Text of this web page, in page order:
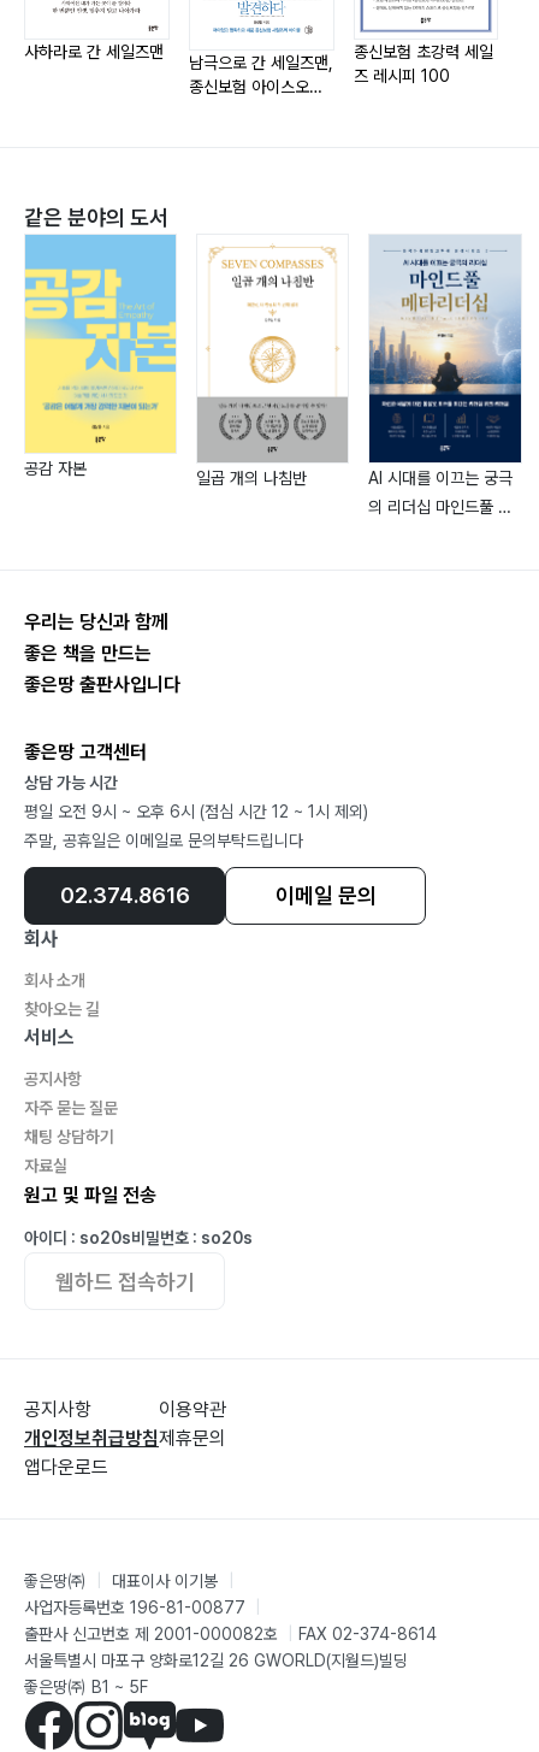
지붕부터 짓는 집은 없다 135
change로 challenge하라 142
그래 가끔은 물구나무를 서자 148
4장 인생에서 지혜를 깨닫다
우리 집 아이가 아니다 176
아름다운 보답 182
경계를 경계하라 189
멀리 나는 비행기의 활주로는 길다 195
인생의 핸들을 잡아라 201
5장 이기적인 세일즈가 답이다
나만의 과녁을 쏜다 228
위기의 절반은 기회다 235
과거를 놓아야 미래를 잡는다 242
지고도 웃는 세일즈 비법 248
유머로 반전하라 254
우문현답으로 적자생존하라 260
묏자리까지 봐주는 종신서비스 272
2009년 9월 황학정 활쏘기 대회 장원
히말라야 안나푸르나 트레킹 3회
마라톤 풀코스 7회 완주
2017년 4월 보스턴 마라톤 완주
2017년 7월 북극해 수영
저서 : ?《공부톡 인생톡》, 《사하라로 간 세일즈맨》, 《청춘
멘토 황선찬의 사이다》, 《남극으로 간 세일즈맨 종신보험
아이스오션을 발견하다》, 《종신보험 초강력 세일즈 레시
피 100》
좌우명 : 힘든 길을 간다. 선택하고 집중한다.
세일즈 목표 : 90세까지 즐겁게 취미처럼 일하기
사하라로 간 세일즈맨
남극으로 간 세일즈맨,
종신보험 아이스오션
종신보험 초강력 세일
즈 레시피 100
같은 분야의 도서
공감 자본 일곱 개의 나침반
AI 시대를 이끄는 궁극
의 리더십 마인드풀 메
우리는 당신과 함께
좋은 책을 만드는
좋은땅 출판사입니다
좋은땅 고객센터
상담 가능 시간
평일 오전 9시 ~ 오후 6시 (점심 시간 12 ~ 1시 제외)
주말, 공휴일은 이메일로 문의부탁드립니다
02.374.8616 이메일 문의
회사
회사 소개
찾아오는 길
서비스
공지사항
자주 묻는 질문
채팅 상담하기
자료실
원고 및 파일 전송
아이디 : so20s비밀번호 : so20s
웹하드 접속하기
공지사항
개인정보취급방침
앱다운로드
이용약관
제휴문의
좋은땅㈜ 대표이사 이기봉
사업자등록번호 196-81-00877
출판사 신고번호 제 2001-000082호
FAX 02-374-8614
서울특별시 마포구 양화로12길 26 GWORLD(지월드)빌딩
좋은땅㈜ B1 ~ 5F